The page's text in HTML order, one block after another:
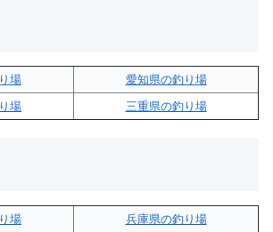
場
愛知県の釣り場
場
三重県の釣り場
場 兵庫県の釣り場